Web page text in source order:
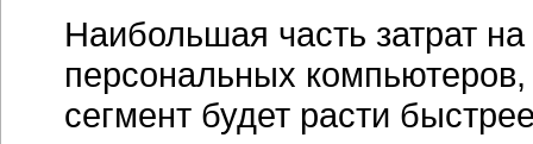
Наибольшая часть затрат
персональных компьютеров,
сегмент будет расти